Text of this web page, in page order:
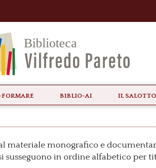
biblio-ai il Salotto
materiale monografico e
in ordine alfabetico per